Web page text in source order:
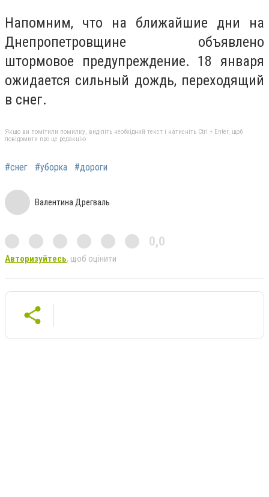
Напомним, что на ближайшие дни на
Днепропетровщине объявлено
штормовое предупреждение. 18 января
ожидается сильный дождь, переходящий
в снег.
Якщо ви помітили помилку, виділіть необхідний текст і натисніть Ctrl + Enter, щоб
повідомити про це редакцію
#снег #уборка #дороги
Валентина Дрегваль
0,0
Авторизуйтесь, щоб оцінити